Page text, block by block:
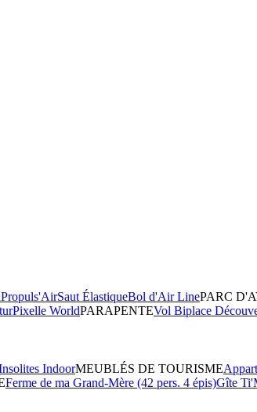
Propuls'AirSaut ÉlastiqueBol d'Air LinePARC
Pixelle WorldPARAPENTEVol Biplace
IndoorMEUBLÉS DE TOURISME
Ferme de ma Grand-Mère (42 pers. 4 épis)Gîte